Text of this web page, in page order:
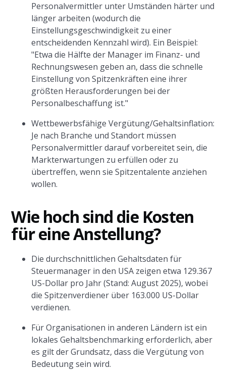
Personalvermittler unter Umständen härter und
länger arbeiten (wodurch die
Einstellungsgeschwindigkeit zu einer
entscheidenden Kennzahl wird). Ein Beispiel:
"Etwa die Hälfte der Manager im Finanz- und
Rechnungswesen geben an, dass die schnelle
Einstellung von Spitzenkräften eine ihrer
größten Herausforderungen bei der
Personalbeschaffung ist."
Wettbewerbsfähige Vergütung/Gehaltsinflation:
Je nach Branche und Standort müssen
Personalvermittler darauf vorbereitet sein, die
Markterwartungen zu erfüllen oder zu
übertreffen, wenn sie Spitzentalente anziehen
wollen.
Wie hoch sind die Kosten
für eine Anstellung?
Die durchschnittlichen Gehaltsdaten für
Steuermanager in den USA zeigen etwa 129.367
US-Dollar pro Jahr (Stand: August 2025), wobei
die Spitzenverdiener über 163.000 US-Dollar
verdienen.
Für Organisationen in anderen Ländern ist ein
lokales Gehaltsbenchmarking erforderlich, aber
es gilt der Grundsatz, dass die Vergütung von
Bedeutung sein wird.